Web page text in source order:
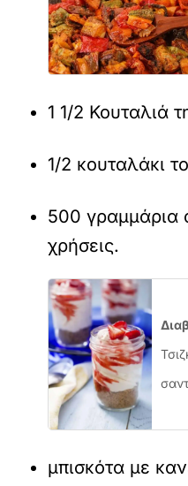
1 1/2 Κουταλιά
1/2 κουταλάκι
500 γραμμάρια
χρήσεις.
μπισκότα με